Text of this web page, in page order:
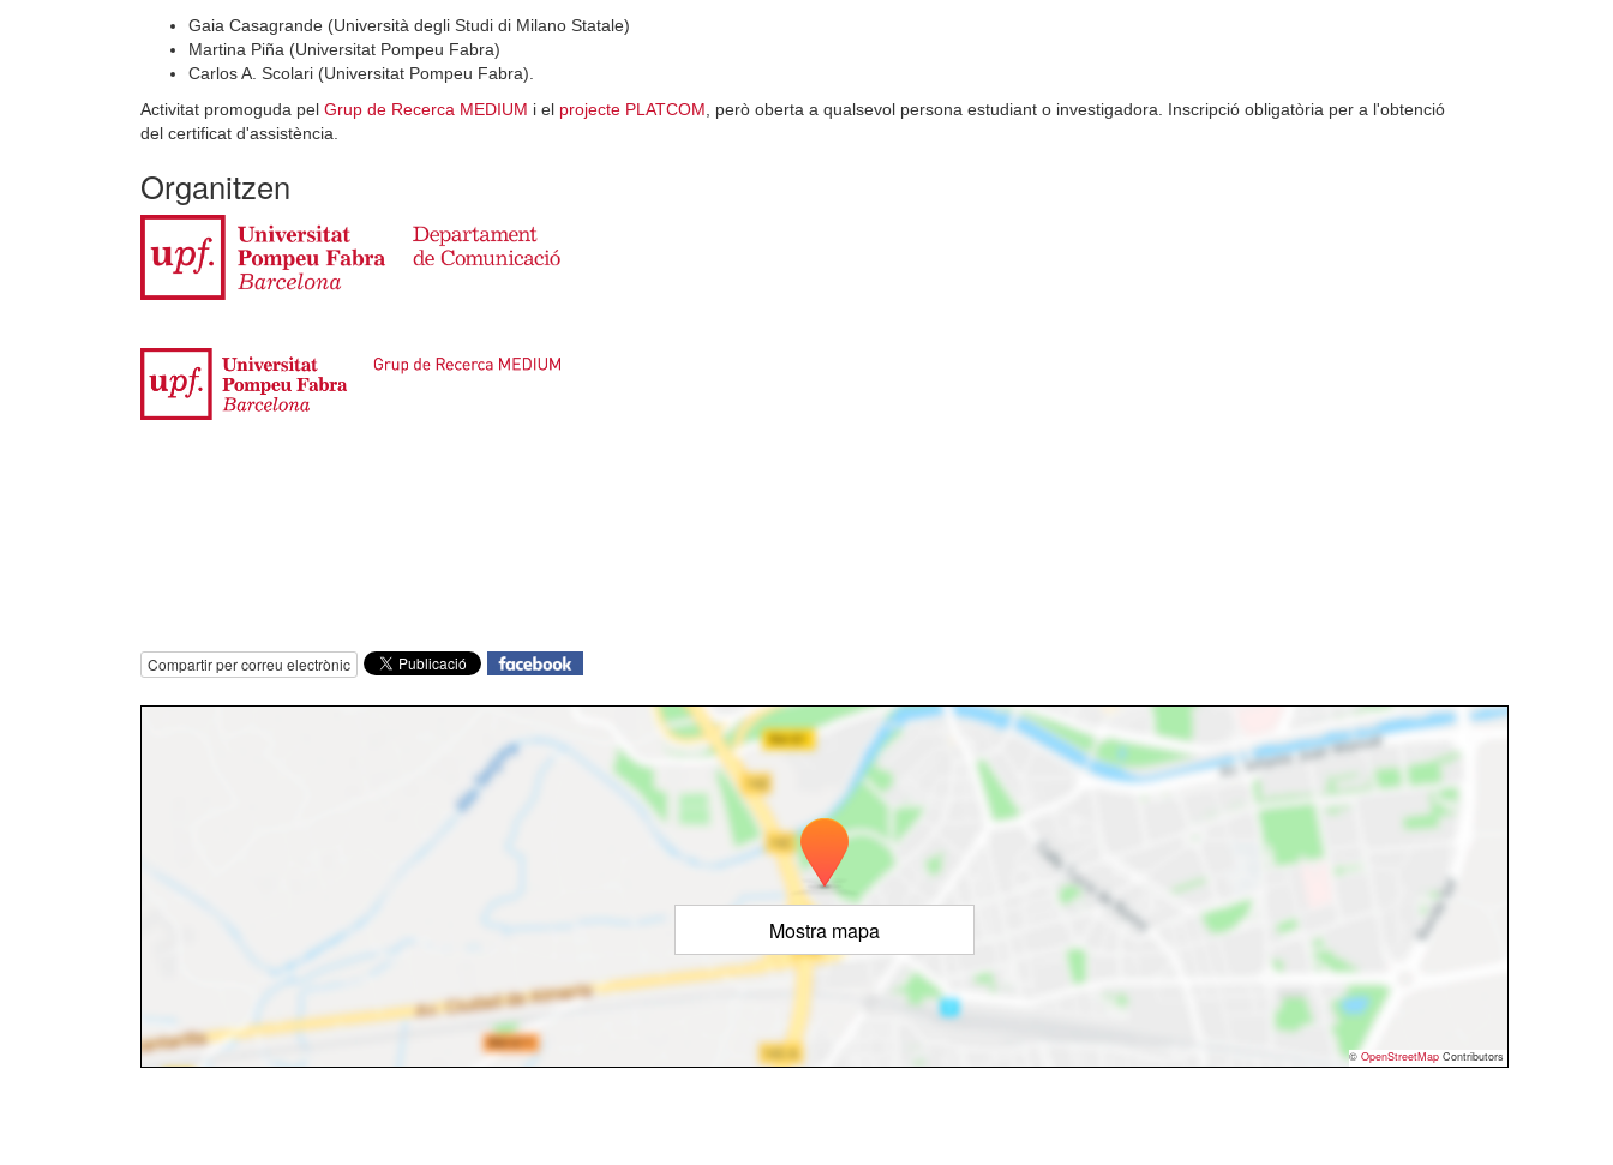
Gaia Casagrande (Università degli Studi di Milano Statale)
Martina Piña (Universitat Pompeu Fabra)
Carlos A. Scolari (Universitat Pompeu Fabra).
Activitat promoguda pel Grup de Recerca MEDIUM i el projecte PLATCOM , però oberta a qualsevol persona estudiant o investigadora. Inscripció obligatòria per a l'obtenció
del certificat d'assistència.
Organitzen
Compartir per correu electrònic
Mostra mapa
© OpenStreetMap Contributors